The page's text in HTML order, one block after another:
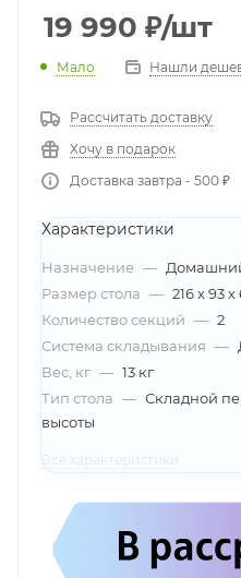
19 990 ₽/шт
Мало Нашли
Рассчитать доставку
Хочу в подарок
Доставка завтра - 500 ₽
Характеристики
Назначение —
Размер стола — 216 х 93
Количество секций — 2
Система складывания —
Вес, кг — 13 кг
Тип стола — Складной
высоты
Все характеристики